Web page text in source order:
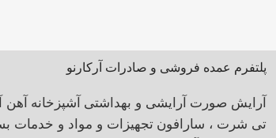
پلتفرم عمده فروشی و صادرات آرکارنو
آرایش صورت آرایشی و بهداشتی آشپزخانه
تی شرت ، سارافون تجهیزات و مواد و خدمات